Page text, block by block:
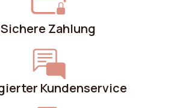
Sichere Zahlung
Kundenservice